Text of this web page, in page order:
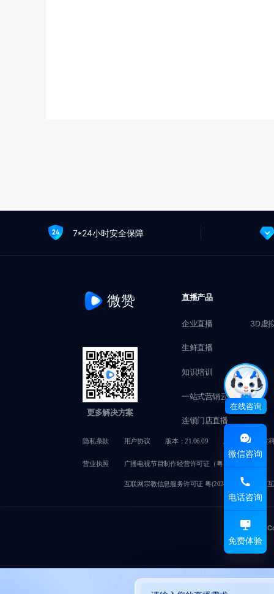
在线咨询
微信咨询
电话咨询
免费体验
7*24小时安全保障
微赞
更多解决方案
直播产品
企业直播
生鲜直播
知识培训
一站式营销云
连锁门店直播
3D虚
隐私条款 用户协议 版本：21.06.09 版权所有@赞赏
营业执照 广播电视节目制作经营许可证（粤）字第02749号
互联网宗教信息服务许可证 粤(2024)0000050